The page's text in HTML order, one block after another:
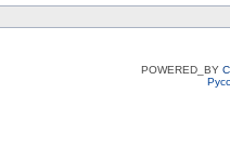
POWERED_BY